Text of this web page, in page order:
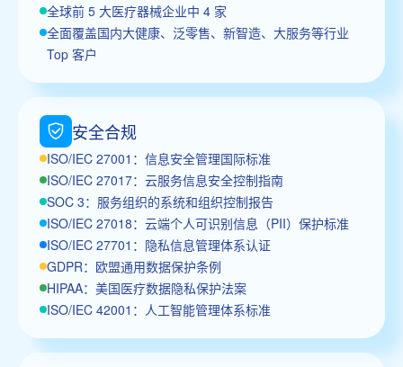
全球前 5 大医疗器械企业中 4 家
全面覆盖国内大健康、泛零售、新智造、大服务等行业
Top 客户
安全合规
ISO/IEC 27001：信息安全管理国际标准
ISO/IEC 27017：云服务信息安全控制指南
SOC 3：服务组织的系统和组织控制报告
ISO/IEC 27018：云端个人可识别信息（PII）保护标准
ISO/IEC 27701：隐私信息管理体系认证
GDPR：欧盟通用数据保护条例
HIPAA：美国医疗数据隐私保护法案
ISO/IEC 42001：人工智能管理体系标准